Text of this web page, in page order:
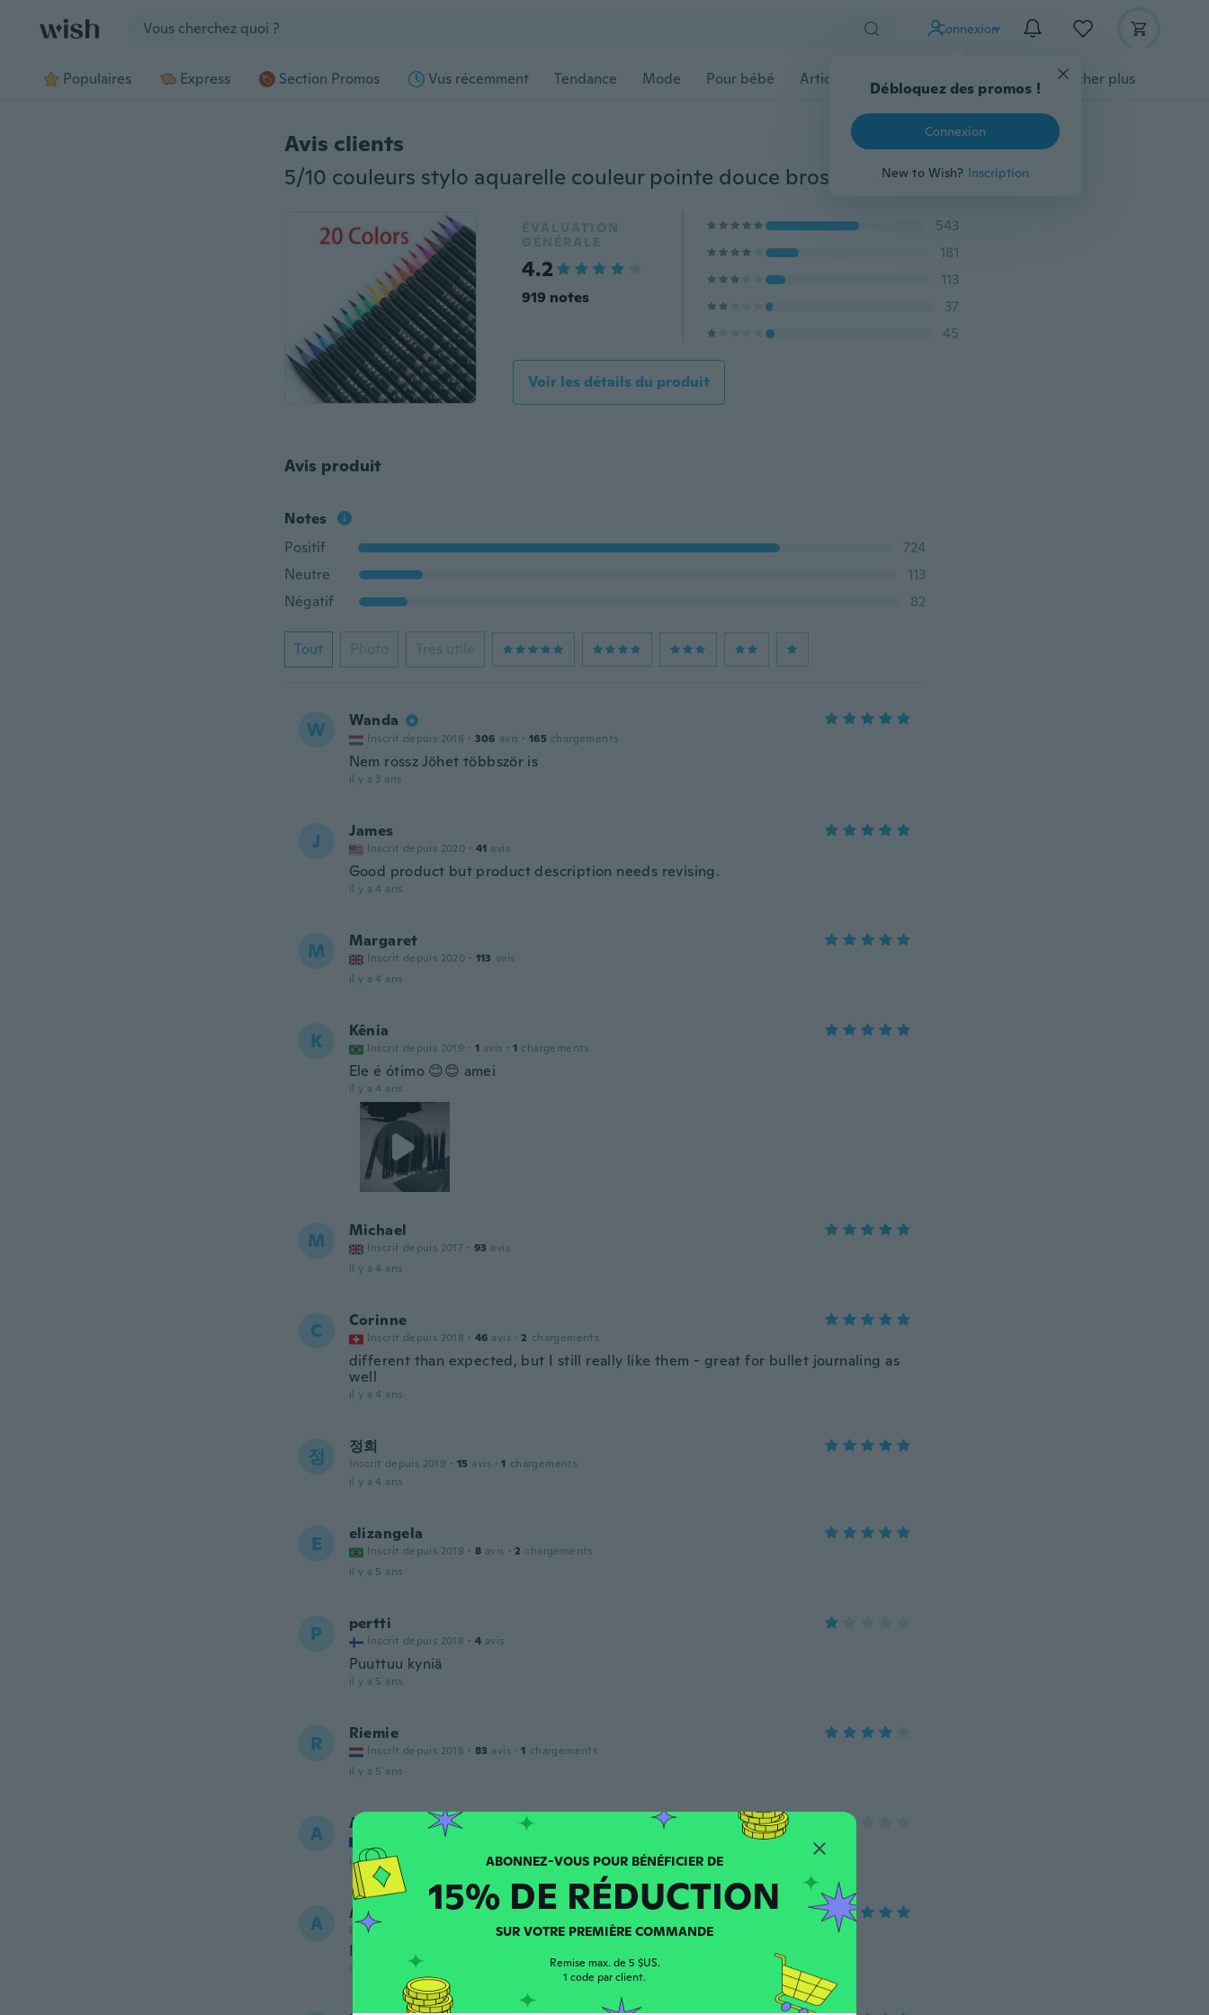
Connexion
Débloquez des promos !
Connexion
New to Wish? Inscription
Populaires Express Section Promos Vus récemment Tendance Mode Pour bébé Articles pour animaux domestiques Afficher plus
Avis clients
5/10 couleurs stylo aquarelle couleur pointe douce brosse créative calligraphie stylo trempé dans la peinture à l'eau ensemble marqueurs stylo
ÉVALUATION
GÉNÉRALE
4.2
919 notes
543
181
113
37
45
Voir les détails du produit
Avis produit
Notes
Positif
724
Neutre
113
Négatif
82
Tout Photo Très utile
W Wanda
Inscrit depuis 2016 · 306 avis · 165 chargements
Nem rossz Jöhet többször is
il y a 3 ans
J James
Inscrit depuis 2020 · 41 avis
Good product but product description needs revising.
il y a 4 ans
M Margaret
Inscrit depuis 2020 · 113 avis
il y a 4 ans
K Kênia
Inscrit depuis 2019 · 1 avis · 1 chargements
Ele é ótimo 😊😊 amei
il y a 4 ans
M Michael
Inscrit depuis 2017 · 93 avis
il y a 4 ans
C Corinne
Inscrit depuis 2018 · 46 avis · 2 chargements
different than expected, but I still really like them - great for bullet journaling as
well
il y a 4 ans
정 정희
Inscrit depuis 2019 · 15 avis · 1 chargements
il y a 4 ans
E elizangela
Inscrit depuis 2019 · 8 avis · 2 chargements
il y a 5 ans
P pertti
Inscrit depuis 2018 · 4 avis
Puuttuu kyniä
il y a 5 ans
R Riemie
Inscrit depuis 2018 · 83 avis · 1 chargements
il y a 5 ans
A Audrey
Inscrit depuis 2018
il y a 5 ans
A Adelaide
Inscrit depuis 2017 avis · 1 chargements
I love this brush pens, good for my projects
il y a 5 ans
15% DE RÉDUCTION
SUR VOTRE PREMIÈRE COMMANDE
Remise max. de 5 $US.
1 code par client.